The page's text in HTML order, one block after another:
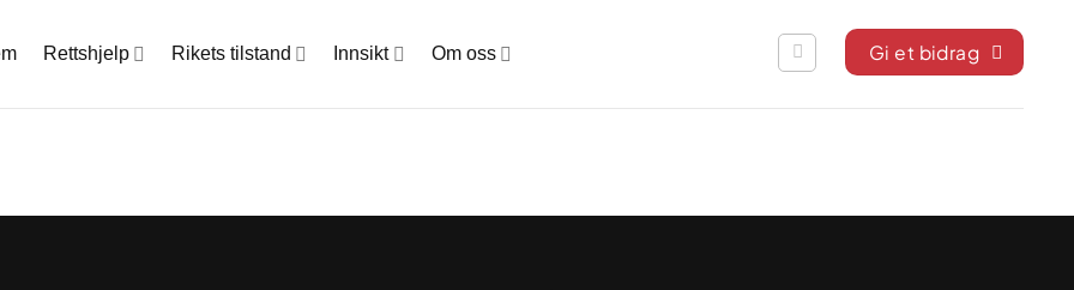
Rettshjelp Rikets tilstand Innsikt Om oss Gi et bidrag